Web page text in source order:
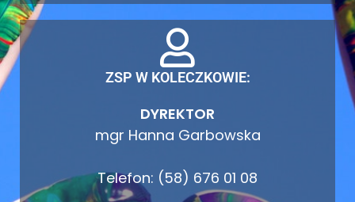
ZSP W KOLECZKOWIE:
DYREKTOR
mgr Hanna Garbowska
Telefon: (58) 676 01 08